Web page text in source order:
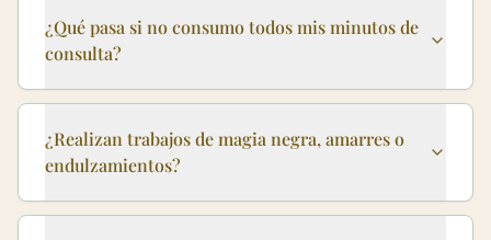
¿Qué pasa si no consumo todos mis minutos de
consulta?
¿Realizan trabajos de magia negra, amarres o
endulzamientos?